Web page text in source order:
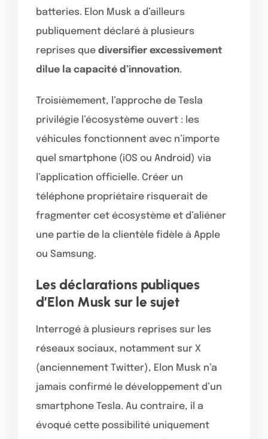
batteries. Elon Musk a d’ailleurs
publiquement déclaré à plusieurs
reprises que diversifier excessivement
dilue la capacité d’innovation.
Troisièmement, l’approche de Tesla
privilégie l’écosystème ouvert : les
véhicules fonctionnent avec n’importe
quel smartphone (iOS ou Android) via
l’application officielle. Créer un
téléphone propriétaire risquerait de
fragmenter cet écosystème et d’aliéner
une partie de la clientèle fidèle à Apple
ou Samsung.
Les déclarations publiques
d’Elon Musk sur le sujet
Interrogé à plusieurs reprises sur les
réseaux sociaux, notamment sur X
(anciennement Twitter), Elon Musk n’a
jamais confirmé le développement d’un
smartphone Tesla. Au contraire, il a
évoqué cette possibilité uniquement